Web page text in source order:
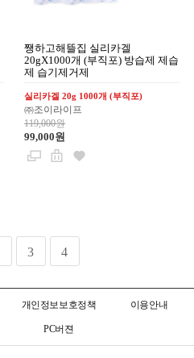
쨍하고해뜰집 실리카겔
20gX1000개 (부직포) 방습제 제습
제 습기제거제
실리카겔 20g 1000개 (부직포)
㈜조이라이프
119,000원
99,000원
3 4
개인정보보호정책 이용안내
PC버젼